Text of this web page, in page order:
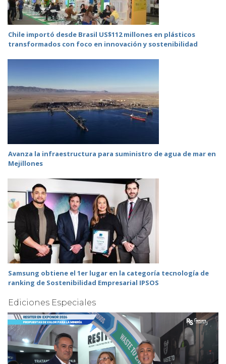
Chile importó desde Brasil US$112 millones en plásticos
transformados con foco en innovación y sostenibilidad
Avanza la infraestructura para suministro de agua de mar en
Mejillones
Samsung obtiene el 1er lugar en la categoría tecnología de
ranking de Sostenibilidad Empresarial IPSOS
Ediciones Especiales